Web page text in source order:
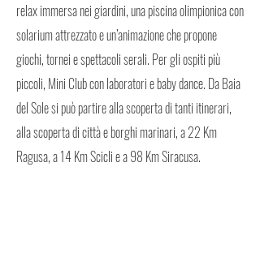
relax immersa nei giardini, una piscina olimpionica con
solarium attrezzato e un’animazione che propone
giochi, tornei e spettacoli serali. Per gli ospiti più
piccoli, Mini Club con laboratori e baby dance. Da Baia
del Sole si può partire alla scoperta di tanti itinerari,
alla scoperta di città e borghi marinari, a 22 Km
Ragusa, a 14 Km Scicli e a 98 Km Siracusa.